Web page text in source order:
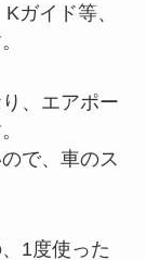
ガイド等、
、エアポー
で、車のス
1度使った